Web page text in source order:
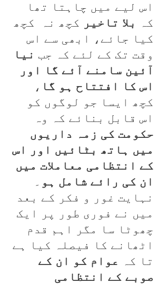
اس لیے میں چاہتا تھا
کہ
بلا تاخیر
کچھ نہ کچھ
کیا جائے، ابھی سے اس
وقت تک کے لئے کہ جب نیا
آئین سامنے آئے گا اور
اس کا افتتاح ہو گا ،
کچھ ایسا جو لوگوں کو
اس قابل بنائے کہ وہ
حکومت کی زمہ داریوں
میں ہاتھ بٹائیں اور اس
کے انتظامی معاملات میں
ان کی رائے شامل ہو ۔
نہایت غور و فکر کے بعد
میں نے فوری طور پر ایک
چھوٹا سا مگر اہم قدم
اٹھانے کا فیصلہ کیا ہے
تا کہ
عوام کو
ان کے
صوبے کے انتظامی